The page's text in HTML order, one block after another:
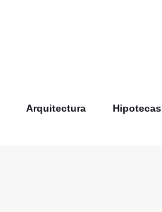
Arquitectura Hipotecas